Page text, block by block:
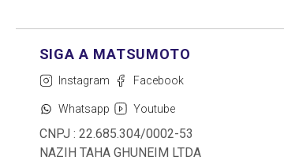
Instagram Facebook
Whatsapp Youtube
CNPJ : 22.685.304/0002-53
NAZIH TAHA GHUNEIM LTDA